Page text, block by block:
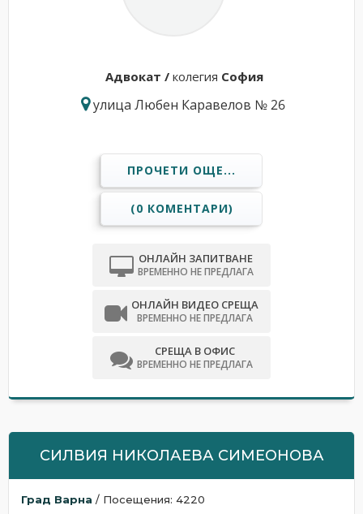
Адвокат / колегия София
улица Любен Каравелов № 26
ПРОЧЕТИ ОЩЕ...
(0 КОМЕНТАРИ)
ОНЛАЙН ЗАПИТВАНЕ
ВРЕМЕННО НЕ ПРЕДЛАГА
ОНЛАЙН ВИДЕО СРЕЩА
ВРЕМЕННО НЕ ПРЕДЛАГА
СРЕЩА В ОФИС
ВРЕМЕННО НЕ ПРЕДЛАГА
СИЛВИЯ НИКОЛАЕВА СИМЕОНОВА
Град Варна / Посещения: 4220